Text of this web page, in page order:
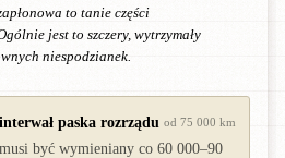
to tanie części
jest to szczery, wytrzymały
niespodzianek.
paska rozrządu od 75 000 km
być wymieniany co 60 000–90